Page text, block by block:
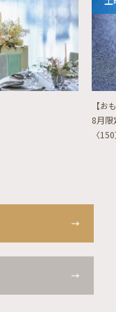
【お
8月限
〈